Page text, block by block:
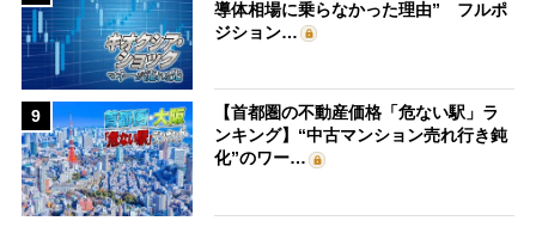
導体相場に乗らなかった理由” フルポ
ジション…
9
【首都圏の不動産価格「危ない駅」ラ
ンキング】“中古マンション売れ行き鈍
化”のワー…